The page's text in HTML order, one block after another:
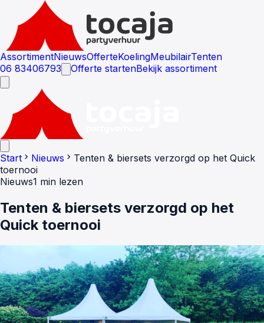
AssortimentNieuwsOfferteKoelingMeubilairTenten
06 83406793
Offerte startenBekijk assortiment
Start chevron_right Nieuws chevron_right Tenten & biersets verzorgd op het Quick
toernooi
Nieuws1 min lezen
Tenten & biersets verzorgd op het
Quick toernooi